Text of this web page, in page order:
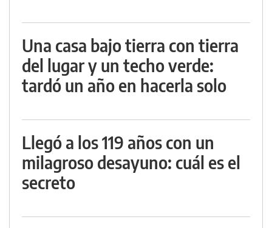
Una casa bajo tierra con tierra
del lugar y un techo verde:
tardó un año en hacerla solo
Llegó a los 119 años con un
milagroso desayuno: cuál es el
secreto